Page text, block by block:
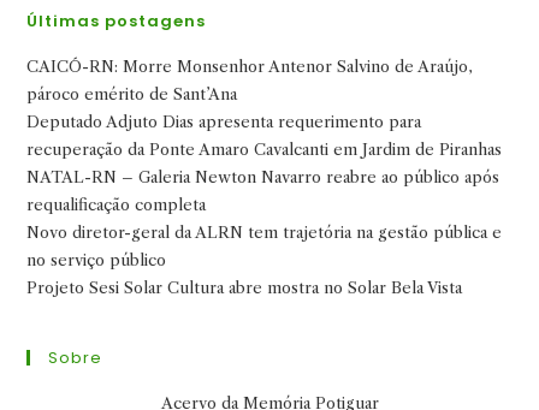
Últimas postagens
CAICÓ-RN: Morre Monsenhor Antenor Salvino de Araújo,
pároco emérito de Sant’Ana
Deputado Adjuto Dias apresenta requerimento para
recuperação da Ponte Amaro Cavalcanti em Jardim de Piranhas
NATAL-RN – Galeria Newton Navarro reabre ao público após
requalificação completa
Novo diretor-geral da ALRN tem trajetória na gestão pública e
no serviço público
Projeto Sesi Solar Cultura abre mostra no Solar Bela Vista
Sobre
Acervo da Memória Potiguar